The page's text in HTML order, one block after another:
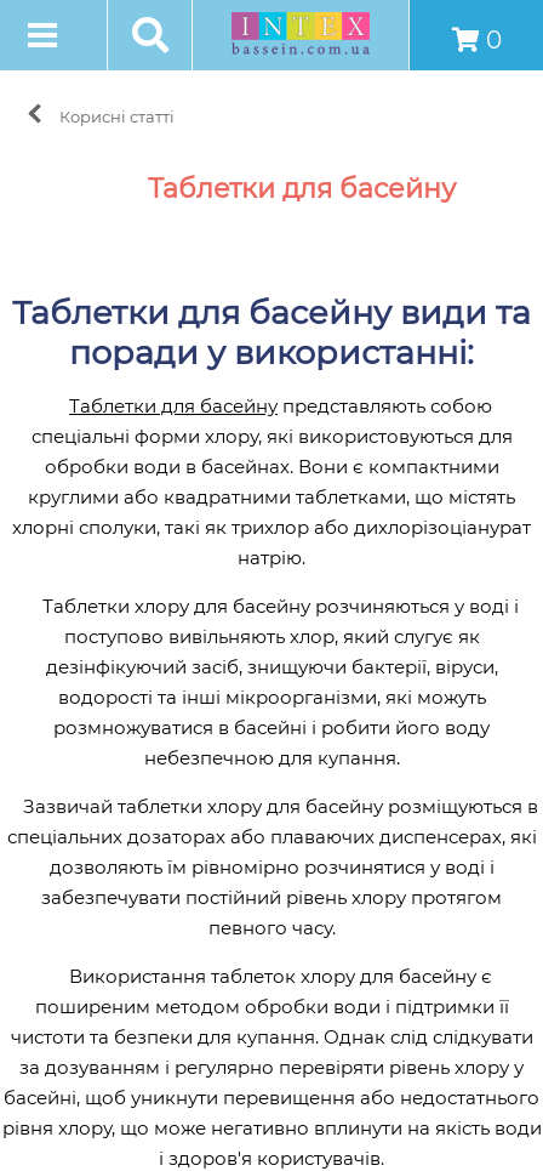
0
Корисні статті
Таблетки для басейну
Таблетки для басейну види та
поради у використанні:
Таблетки для басейну представляють собою
спеціальні форми хлору, які використовуються для
обробки води в басейнах. Вони є компактними
круглими або квадратними таблетками, що містять
хлорні сполуки, такі як трихлор або дихлорізоціанурат
натрію.
Таблетки хлору для басейну розчиняються у воді і
поступово вивільняють хлор, який слугує як
дезінфікуючий засіб, знищуючи бактерії, віруси,
водорості та інші мікроорганізми, які можуть
розмножуватися в басейні і робити його воду
небезпечною для купання.
Зазвичай таблетки хлору для басейну розміщуються в
спеціальних дозаторах або плаваючих диспенсерах, які
дозволяють їм рівномірно розчинятися у воді і
забезпечувати постійний рівень хлору протягом
певного часу.
Використання таблеток хлору для басейну є
поширеним методом обробки води і підтримки її
чистоти та безпеки для купання. Однак слід слідкувати
за дозуванням і регулярно перевіряти рівень хлору у
басейні, щоб уникнути перевищення або недостатнього
рівня хлору, що може негативно вплинути на якість води
і здоров'я користувачів.